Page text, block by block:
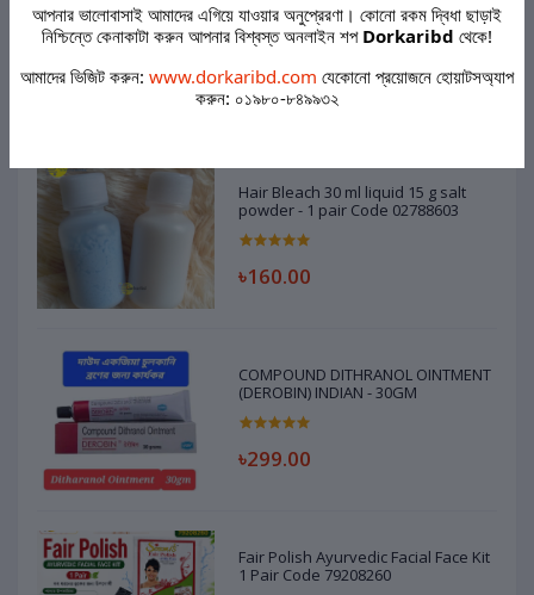
Top Selling Products
Hair Bleach 30 ml liquid 15 g salt
powder - 1 pair Code 02788603
৳160.00
COMPOUND DITHRANOL OINTMENT
(DEROBIN) INDIAN - 30GM
৳299.00
Fair Polish Ayurvedic Facial Face Kit
1 Pair Code 79208260
আপনার ভালোবাসাই আমাদের এগিয়ে যাওয়ার অনুপ্রেরণা। কোনো রকম দ্বিধা ছাড়াই
নিশ্চিন্তে কেনাকাটা করুন আপনার বিশ্বস্ত অনলাইন শপ Dorkaribd থেকে!
আমাদের ভিজিট করুন: www.dorkaribd.com যেকোনো প্রয়োজনে হোয়াটসঅ্যাপ
করুন: ০১৯৮০-৮৪৯৯৩২